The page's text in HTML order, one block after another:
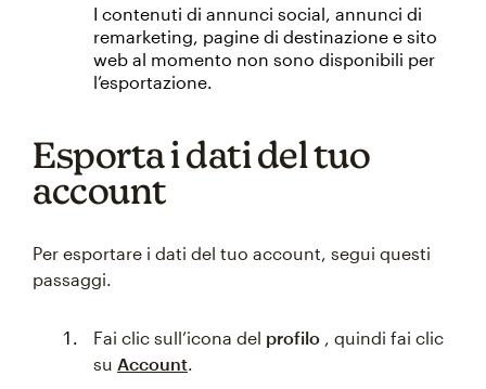
I contenuti di annunci social, annunci di
remarketing, pagine di destinazione e sito
web al momento non sono disponibili per
l’esportazione.
Esporta i dati del tuo
account
Per esportare i dati del tuo account, segui questi
passaggi.
Fai clic sull’icona del profilo , quindi fai clic
su Account.